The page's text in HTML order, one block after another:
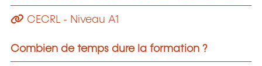
CECRL - Niveau A1
Combien de temps dure la formation ?